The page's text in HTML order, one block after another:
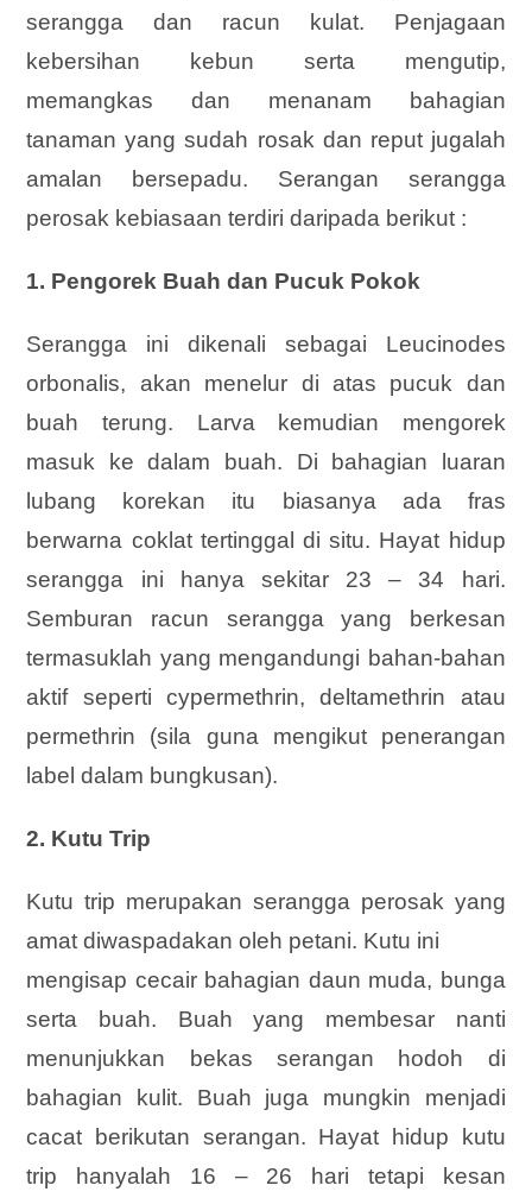
serangga dan racun kulat. Penjagaan
kebersihan kebun serta mengutip,
memangkas dan menanam bahagian
tanaman yang sudah rosak dan reput jugalah
amalan bersepadu. Serangan serangga
perosak kebiasaan terdiri daripada berikut :
1. Pengorek Buah dan Pucuk Pokok
Serangga ini dikenali sebagai Leucinodes
orbonalis, akan menelur di atas pucuk dan
buah terung. Larva kemudian mengorek
masuk ke dalam buah. Di bahagian luaran
lubang korekan itu biasanya ada fras
berwarna coklat tertinggal di situ. Hayat hidup
serangga ini hanya sekitar 23 – 34 hari.
Semburan racun serangga yang berkesan
termasuklah yang mengandungi bahan-bahan
aktif seperti cypermethrin, deltamethrin atau
permethrin (sila guna mengikut penerangan
label dalam bungkusan).
2. Kutu Trip
Kutu trip merupakan serangga perosak yang
amat diwaspadakan oleh petani. Kutu ini
mengisap cecair bahagian daun muda, bunga
serta buah. Buah yang membesar nanti
menunjukkan bekas serangan hodoh di
bahagian kulit. Buah juga mungkin menjadi
cacat berikutan serangan. Hayat hidup kutu
trip hanyalah 16 – 26 hari tetapi kesan